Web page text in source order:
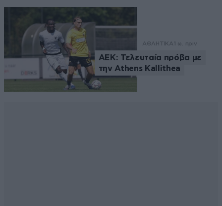
ΑΘΛΗΤΙΚΑ 1 ω. πριν
ΑΕΚ: Τελευταία πρόβα με
την Athens Kallithea